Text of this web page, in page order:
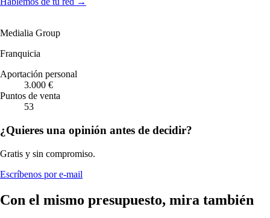
Medialia Group
Franquicia
Aportación personal
3.000 €
Puntos de venta
53
¿Quieres una opinión antes de decidir?
Gratis y sin compromiso.
Escríbenos por e-mail
Con el mismo presupuesto, mira también